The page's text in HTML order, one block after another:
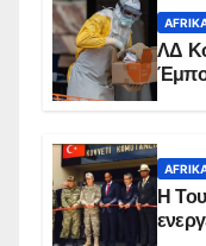
ΛΔ
Η